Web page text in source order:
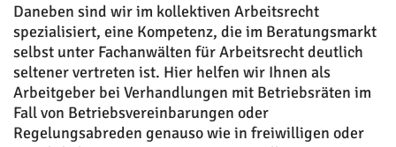
Daneben sind wir im kollektiven Arbeitsrecht
spezialisiert, eine Kompetenz, die im Beratungsmarkt
selbst unter Fachanwälten für Arbeitsrecht deutlich
seltener vertreten ist. Hier helfen wir Ihnen als
Arbeitgeber bei Verhandlungen mit Betriebsräten im
Fall von Betriebsvereinbarungen oder
Regelungsabreden genauso wie in freiwilligen oder